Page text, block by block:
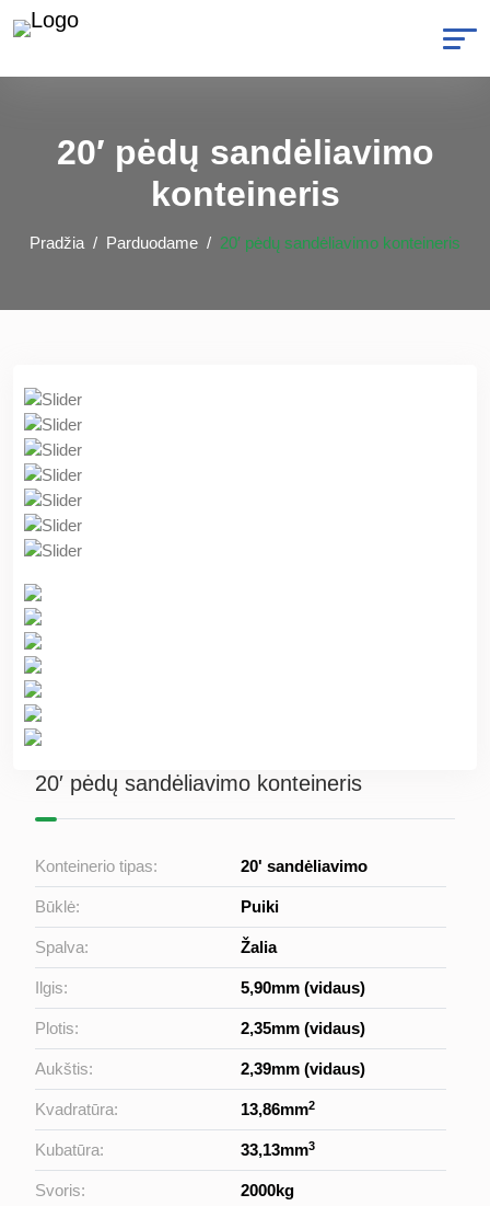
20′ pėdų sandėliavimo
konteineris
Pradžia Parduodame 20′ pėdų sandėliavimo konteineris
20′ pėdų sandėliavimo konteineris
Konteinerio tipas: 20' sandėliavimo
Būklė: Puiki
Spalva: Žalia
Ilgis: 5,90mm (vidaus)
Plotis: 2,35mm (vidaus)
Aukštis: 2,39mm (vidaus)
Kvadratūra: 13,86mm2
Kubatūra: 33,13mm3
Svoris: 2000kg